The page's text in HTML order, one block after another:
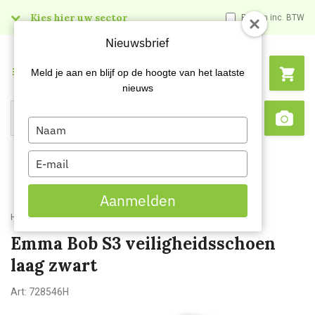
Kies hier uw sector Prijzen inc. BTW
Search
Menu
Home Emma Bob S3 veiligheidsschoen laag zwart
Emma Bob S3 veiligheidsschoen
laag zwart
Art: 728546H
Nieuwsbrief
Meld je aan en blijf op de hoogte van het laatste
nieuws
Type
your
name
Type
your
email
Aanmelden